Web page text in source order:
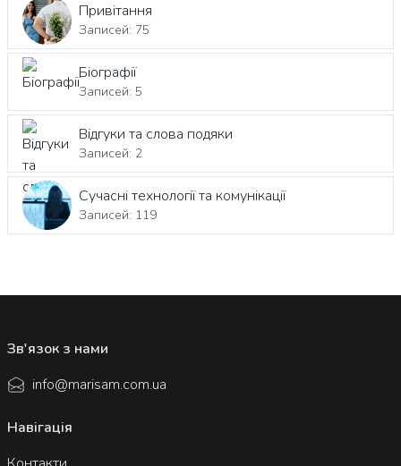
Привітання
Записей: 75
Біографії
Записей: 5
Відгуки та слова подяки
Записей: 2
Сучасні технології та комунікації
Записей: 119
Навігація
Зв'язок з нами
info@marisam.com.ua